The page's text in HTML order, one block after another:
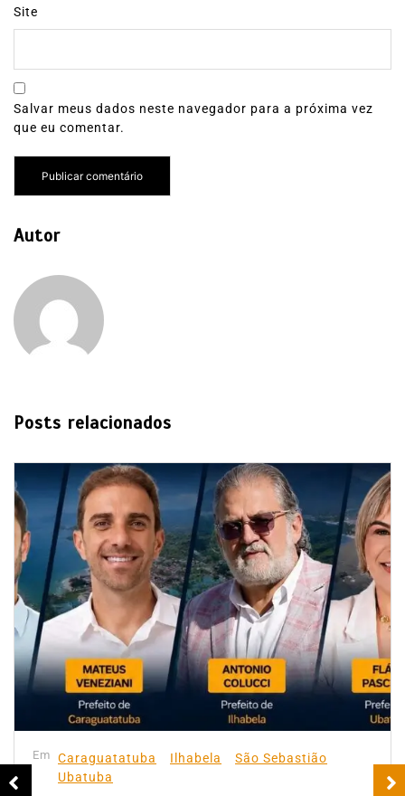
Site
Salvar meus dados neste navegador para a próxima vez
que eu comentar.
Autor
Posts relacionados
Em Caraguatatuba Ilhabela
São Sebastião
Ubatuba